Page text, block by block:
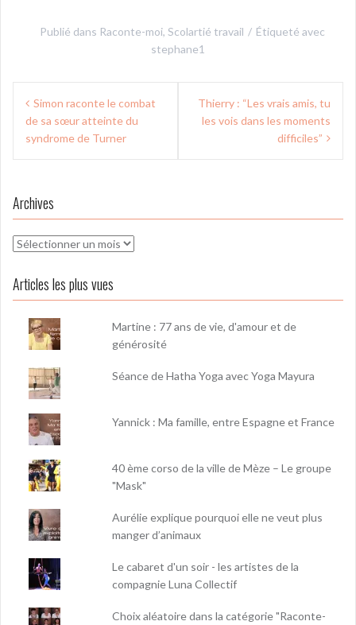
Publié dans Raconte-moi, Scolartié travail
Étiqueté avec
stephane1
Navigation
de
l’article
Simon raconte le combat
de sa sœur atteinte du
syndrome de Turner
Thierry : “Les vrais amis, tu
les vois dans les moments
difficiles”
Archives
Archives
Articles les plus vues
Martine : 77 ans de vie, d'amour et de
générosité
Séance de Hatha Yoga avec Yoga Mayura
Yannick : Ma famille, entre Espagne et France
40 ème corso de la ville de Mèze – Le groupe
"Mask"
Aurélie explique pourquoi elle ne veut plus
manger d’animaux
Le cabaret d'un soir - les artistes de la
compagnie Luna Collectif
Choix aléatoire dans la catégorie "Raconte-